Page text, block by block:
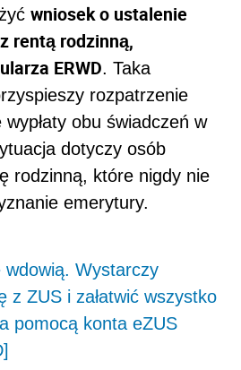
wniosek o ustalenie
rentą rodzinną,
ERWD. Taka
rozpatrzenie
wypłaty obu świadczeń w
dotyczy osób
rodzinną, które nigdy nie
emerytury.
Wystarczy
z ZUS i załatwić wszystko
pomocą konta eZUS